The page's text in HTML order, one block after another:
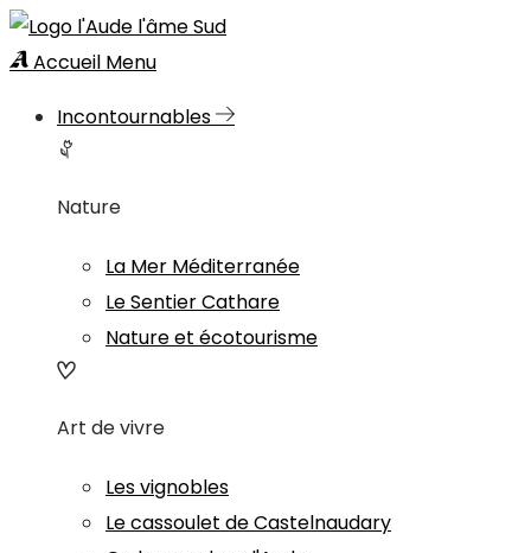
Accueil Menu
Incontournables
Nature
La Mer Méditerranée
Le Sentier Cathare
Nature et écotourisme
Art de vivre
Les vignobles
Le cassoulet de Castelnaudary